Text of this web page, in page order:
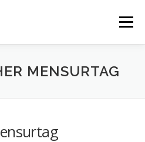
Menü
LEITSÄTZE
MENSURTAG